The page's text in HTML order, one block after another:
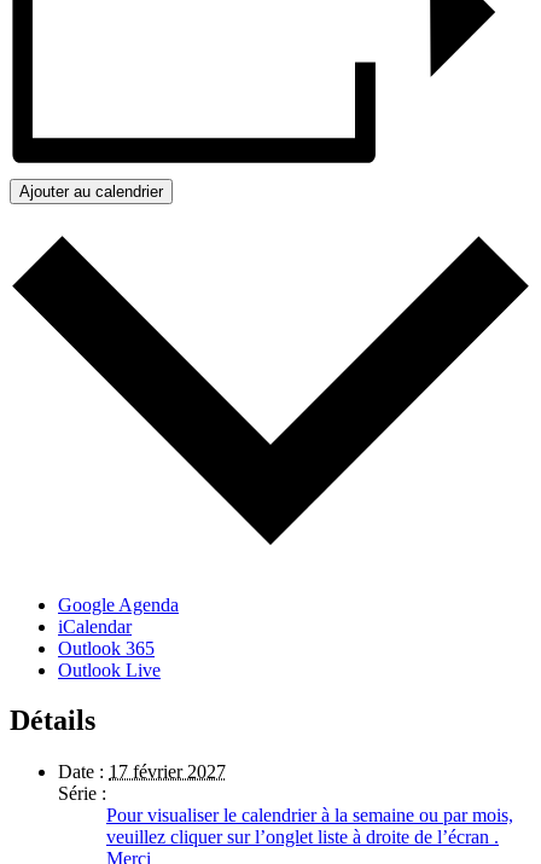
Ajouter au calendrier
Google Agenda
iCalendar
Outlook 365
Outlook Live
Détails
Date : 17 février 2027
Série :
Pour visualiser le calendrier à la semaine ou par mois,
veuillez cliquer sur l’onglet liste à droite de l’écran .
Merci